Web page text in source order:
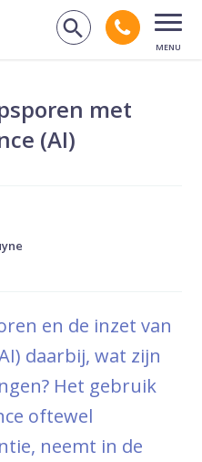
Zoek op
Bel
met
(AI)
en de inzet van
daarbij, wat zijn
Het gebruik
oftewel
neemt in de